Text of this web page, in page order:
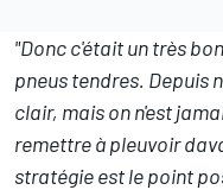
"Donc c'était un très
pneus tendres. Depuis
clair, mais on n'est
remettre à pleuvoir
stratégie est le point